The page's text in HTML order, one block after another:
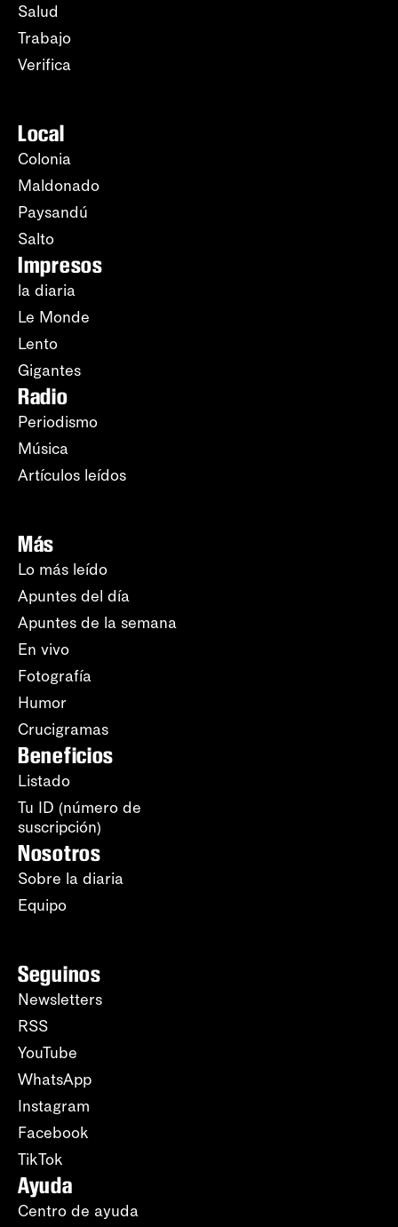
Salud
Trabajo
Verifica
Local
Colonia
Maldonado
Paysandú
Salto
Impresos
la diaria
Le Monde
Lento
Gigantes
Radio
Periodismo
Música
Artículos leídos
Más
Lo más leído
Apuntes del día
Apuntes de la semana
En vivo
Fotografía
Humor
Crucigramas
Beneficios
Listado
Tu ID (número de
suscripción)
Nosotros
Sobre la diaria
Equipo
Seguinos
Newsletters
RSS
YouTube
WhatsApp
Instagram
Facebook
TikTok
Ayuda
Centro de ayuda